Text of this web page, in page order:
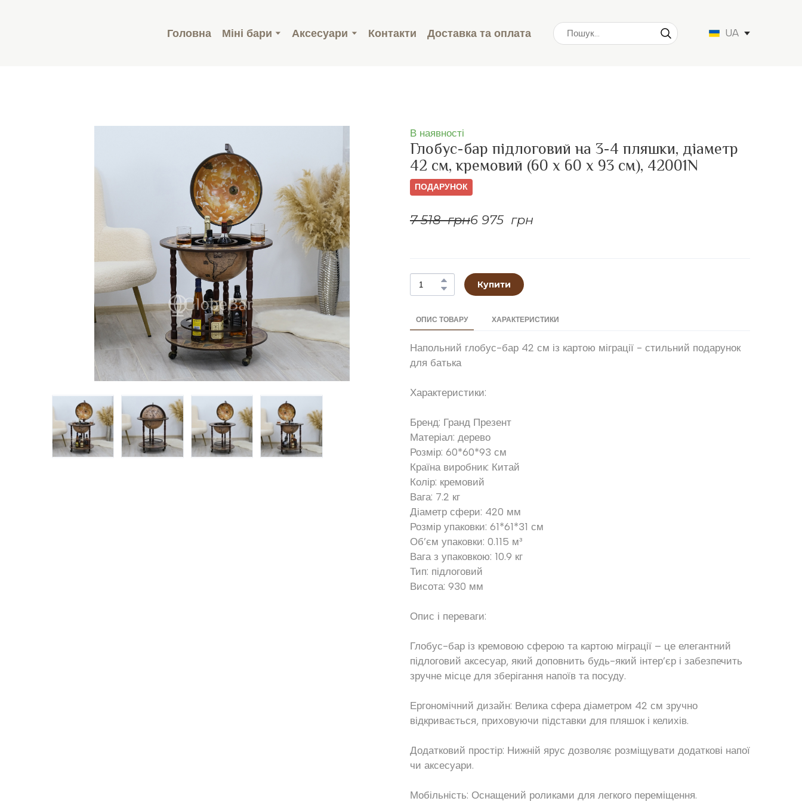
Головна Міні бари Аксесуари Контакти Доставка та оплата UA
В наявності
Глобус-бар підлоговий на 3-4 пляшки, діаметр
42 см, кремовий (60 х 60 х 93 см), 42001N
ПОДАРУНОК
7 518  грн6 975  грн
Купити
ОПИС ТОВАРУ ХАРАКТЕРИСТИКИ
Напольний глобус-бар 42 см із картою міграції - стильний подарунок
для батька
Характеристики:
Бренд: Гранд Презент
Матеріал: дерево
Розмір: 60*60*93 см
Країна виробник: Китай
Колір: кремовий
Вага: 7.2 кг
Діаметр сфери: 420 мм
Розмір упаковки: 61*61*31 см
Об’єм упаковки: 0.115 м³
Вага з упаковкою: 10.9 кг
Тип: підлоговий
Висота: 930 мм
Опис і переваги:
Глобус-бар із кремовою сферою та картою міграції – це елегантний
підлоговий аксесуар, який доповнить будь-який інтер’єр і забезпечить
зручне місце для зберігання напоїв та посуду.
Ергономічний дизайн: Велика сфера діаметром 42 см зручно
відкривається, приховуючи підставки для пляшок і келихів.
Додатковий простір: Нижній ярус дозволяє розміщувати додаткові напої
чи аксесуари.
Мобільність: Оснащений роликами для легкого переміщення.